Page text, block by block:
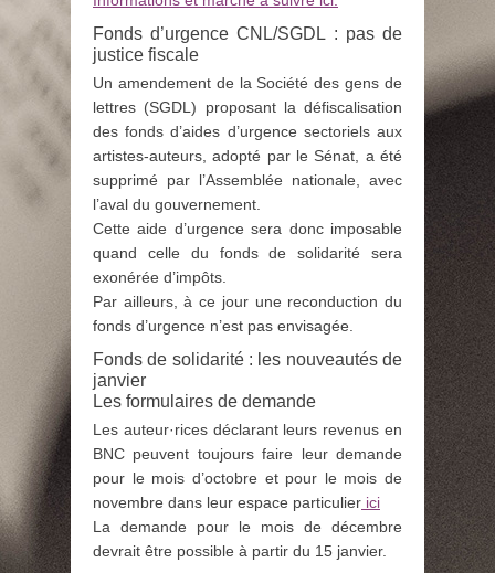
Fonds d’urgence CNL/SGDL : pas de
justice fiscale
Un amendement de la Société des gens de
lettres (SGDL) proposant la défiscalisation
des fonds d’aides d’urgence sectoriels aux
artistes-auteurs, adopté par le Sénat, a été
supprimé par l’Assemblée nationale, avec
l’aval du gouvernement.
Cette aide d’urgence sera donc imposable
quand celle du fonds de solidarité sera
exonérée d’impôts.
Par ailleurs, à ce jour une reconduction du
fonds d’urgence n’est pas envisagée.
Fonds de solidarité : les nouveautés de
janvier
Les formulaires de demande
Les auteur·rices déclarant leurs revenus en
BNC peuvent toujours faire leur demande
pour le mois d’octobre et pour le mois de
novembre dans leur espace particulier ici
La demande pour le mois de décembre
devrait être possible à partir du 15 janvier.